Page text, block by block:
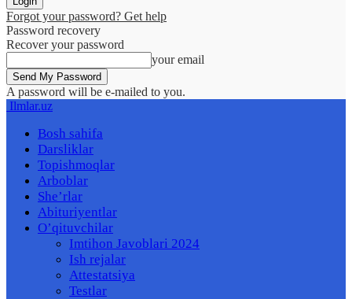
Forgot your password? Get help
Password recovery
Recover your password
your email
A password will be e-mailed to you.
Ilmlar.uz
Bosh sahifa
Darsliklar
Topishmoqlar
Arboblar
She’rlar
Abituriyentlar
O’qituvchilar
Imtihon Javoblari 2024
Ish rejalar
Attestatsiya
Testlar